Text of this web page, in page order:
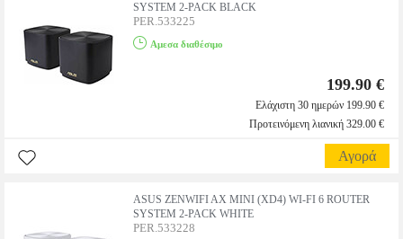
SYSTEM 2-PACK BLACK
PER.533225
Αμεσα διαθέσιμο
199.90 €
Ελάχιστη 30 ημερών 199.90 €
Προτεινόμενη λιανική 329.00 €
Αγορά
ASUS ZENWIFI AX MINI (XD4) WI-FI 6 ROUTER
SYSTEM 2-PACK WHITE
PER.533228